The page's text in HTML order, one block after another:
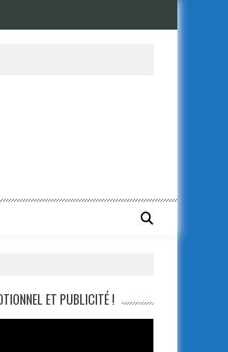
de la WWE
ET PUBLICITÉ !